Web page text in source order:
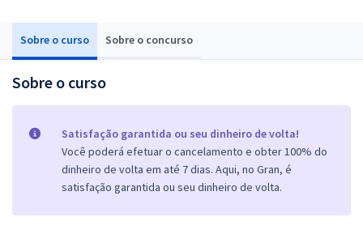
Sobre o curso Sobre o concurso
Sobre o curso
Satisfação garantida ou seu dinheiro de volta!
Você poderá efetuar o cancelamento e obter 100% do
dinheiro de volta em até 7 dias. Aqui, no Gran, é
satisfação garantida ou seu dinheiro de volta.